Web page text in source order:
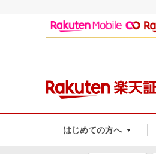
はじめての方へ